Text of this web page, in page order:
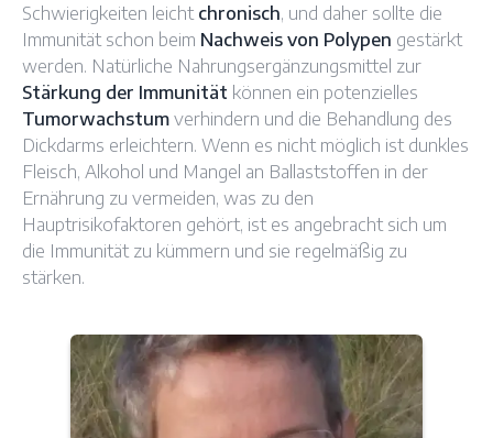
Schwierigkeiten leicht chronisch, und daher sollte die
Immunität schon beim Nachweis von Polypen gestärkt
werden. Natürliche Nahrungsergänzungsmittel zur
Stärkung der Immunität können ein potenzielles
Tumorwachstum verhindern und die Behandlung des
Dickdarms erleichtern. Wenn es nicht möglich ist dunkles
Fleisch, Alkohol und Mangel an Ballaststoffen in der
Ernährung zu vermeiden, was zu den
Hauptrisikofaktoren gehört, ist es angebracht sich um
die Immunität zu kümmern und sie regelmäßig zu
stärken.